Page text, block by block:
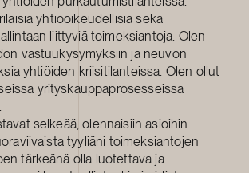
yhtiöoikeudellisia sekä
liittyviä toimeksiantoja. Olen
vastuukysymyksiin ja neuvon
yhtiöiden kriisitilanteissa. Olen ollut
yrityskauppaprosesseissa
selkeää, olennaisiin asioihin
tyyliäni toimeksiantojen
tärkeänä olla luotettava ja